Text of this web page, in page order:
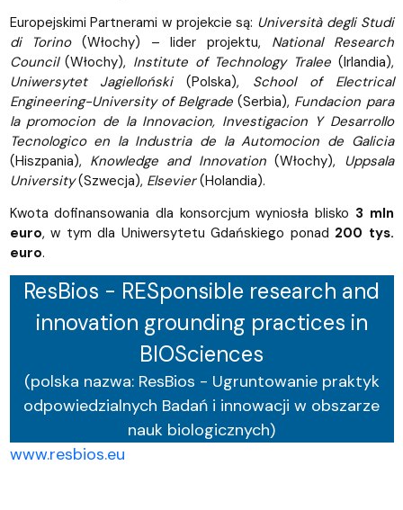
Europejskimi Partnerami w projekcie są: Università degli Studi
di Torino(Włochy) – lider projektu, National Research
Council(Włochy), Institute of Technology Tralee(Irlandia),
Uniwersytet Jagielloński(Polska), School of Electrical
Engineering-University of Belgrade(Serbia), Fundacion para
la promocion de la Innovacion, Investigacion Y Desarrollo
Tecnologico en la Industria de la Automocion de Galicia
(Hiszpania), Knowledge and Innovation(Włochy), Uppsala
University(Szwecja), Elsevier(Holandia).
Kwota dofinansowania dla konsorcjum wyniosła blisko 3 mln
euro, w tym dla Uniwersytetu Gdańskiego ponad 200 tys.
euro.
ResBios - RESponsible research and
innovation grounding practices in
BIOSciences
(polska nazwa: ResBios - Ugruntowanie praktyk
odpowiedzialnych Badań i innowacji w obszarze
nauk biologicznych)
www.resbios.eu